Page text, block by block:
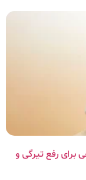
برای رفع تیرگی و